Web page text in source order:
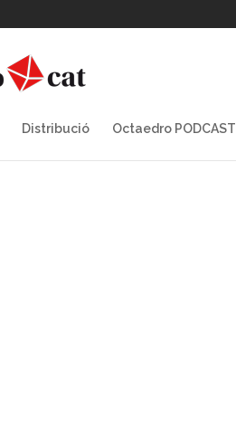
Distribució Octaedro PODCAST